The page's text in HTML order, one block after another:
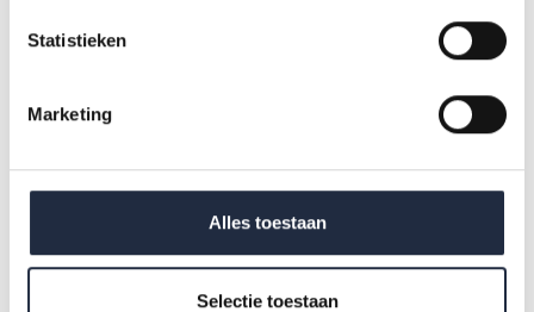
Statistieken
Marketing
Alles toestaan
Selectie toestaan
Meer informatie
Je kunt de cijfers uit de rapportage ook terugvinden in de
tabellensets op de website van het CBS:
Bekijk de uitkomsten van de werknemersenquête – 4
Bekijk de uitkomsten van de werkgeversenquête – 4e